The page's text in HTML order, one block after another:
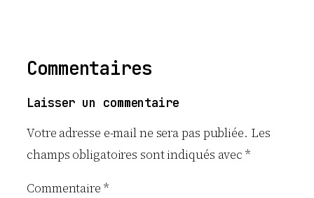
Commentaires
Laisser un commentaire
Votre adresse e-mail ne sera pas publiée. Les
champs obligatoires sont indiqués avec*
Commentaire *